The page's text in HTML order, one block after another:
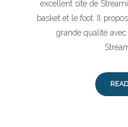
excellent site de
basket et le foot. Il
grande qualité